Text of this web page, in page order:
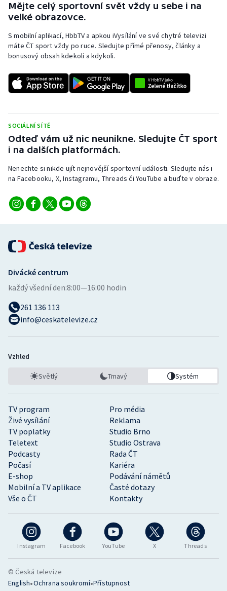
Veslování
Vodní slalom
Volejbal
Ostatní
Mějte celý sportovní svět vždy u sebe i na
velké obrazovce.
S mobilní aplikací, HbbTV a apkou iVysílání ve své chytré televizi
máte ČT sport vždy po ruce. Sledujte přímé přenosy, články a
bonusový obsah kdekoli a kdykoli.
SOCIÁLNÍ SÍTĚ
Odteď vám už nic neunikne. Sledujte ČT sport
i na dalších platformách.
Nenechte si nikde ujít nejnovější sportovní události. Sledujte nás i
na Facebooku, X, Instagramu, Threads či YouTube a buďte v obraze.
Instagram Facebook YouTube X Threads
TV program
Pro média
Živé vysílání
Reklama
TV poplatky
Studio Brno
Teletext
Studio Ostrava
Podcasty
Rada ČT
Počasí
Kariéra
E-shop
Podávání námětů
Mobilní a TV aplikace
Časté dotazy
Vše o ČT
Kontakty
Divácké centrum
každý všední den:8:00—16:00 hodin
261 136 113
info@ceskatelevize.cz
Vzhled
Světlý Tmavý Systém
© Česká televize
English•Ochrana soukromí•Přístupnost